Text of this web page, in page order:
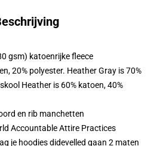
gsm) katoenrijke fleece
20% polyester. Heather Gray is 70%
Heather is 60% katoen, 40%
en rib manchetten
Accountable Attire Practices
je hoodies didevelled gaan 2 maten